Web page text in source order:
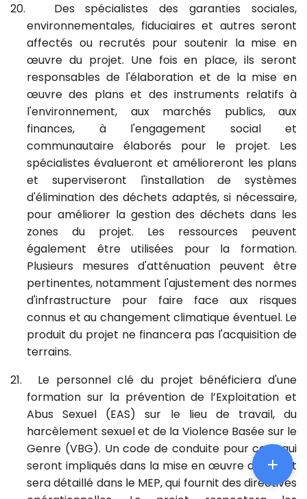
20.
Des spécialistes des garanties sociales,
environnementales, fiduciaires et autres seront
affectés ou recrutés pour soutenir la mise en
œuvre du projet. Une fois en place, ils seront
responsables de l'élaboration et de la mise en
œuvre des plans et des instruments relatifs à
l'environnement, aux marchés publics, aux
finances, à l'engagement social et
communautaire élaborés pour le projet. Les
spécialistes évalueront et amélioreront les plans
et superviseront l'installation de systèmes
d'élimination des déchets adaptés, si nécessaire,
pour améliorer la gestion des déchets dans les
zones du projet. Les ressources peuvent
également être utilisées pour la formation.
Plusieurs mesures d'atténuation peuvent être
pertinentes, notamment l'ajustement des normes
d'infrastructure pour faire face aux risques
connus et au changement climatique éventuel. Le
produit du projet ne financera pas l'acquisition de
terrains.
21.
Le personnel clé du projet bénéficiera d'une
formation sur la prévention de l’Exploitation et
Abus Sexuel (EAS) sur le lieu de travail, du
harcèlement sexuel et de la Violence Basée sur le
Genre (VBG). Un code de conduite pour ceux qui
seront impliqués dans la mise en œuvre du projet
sera détaillé dans le MEP, qui fournit des directives
